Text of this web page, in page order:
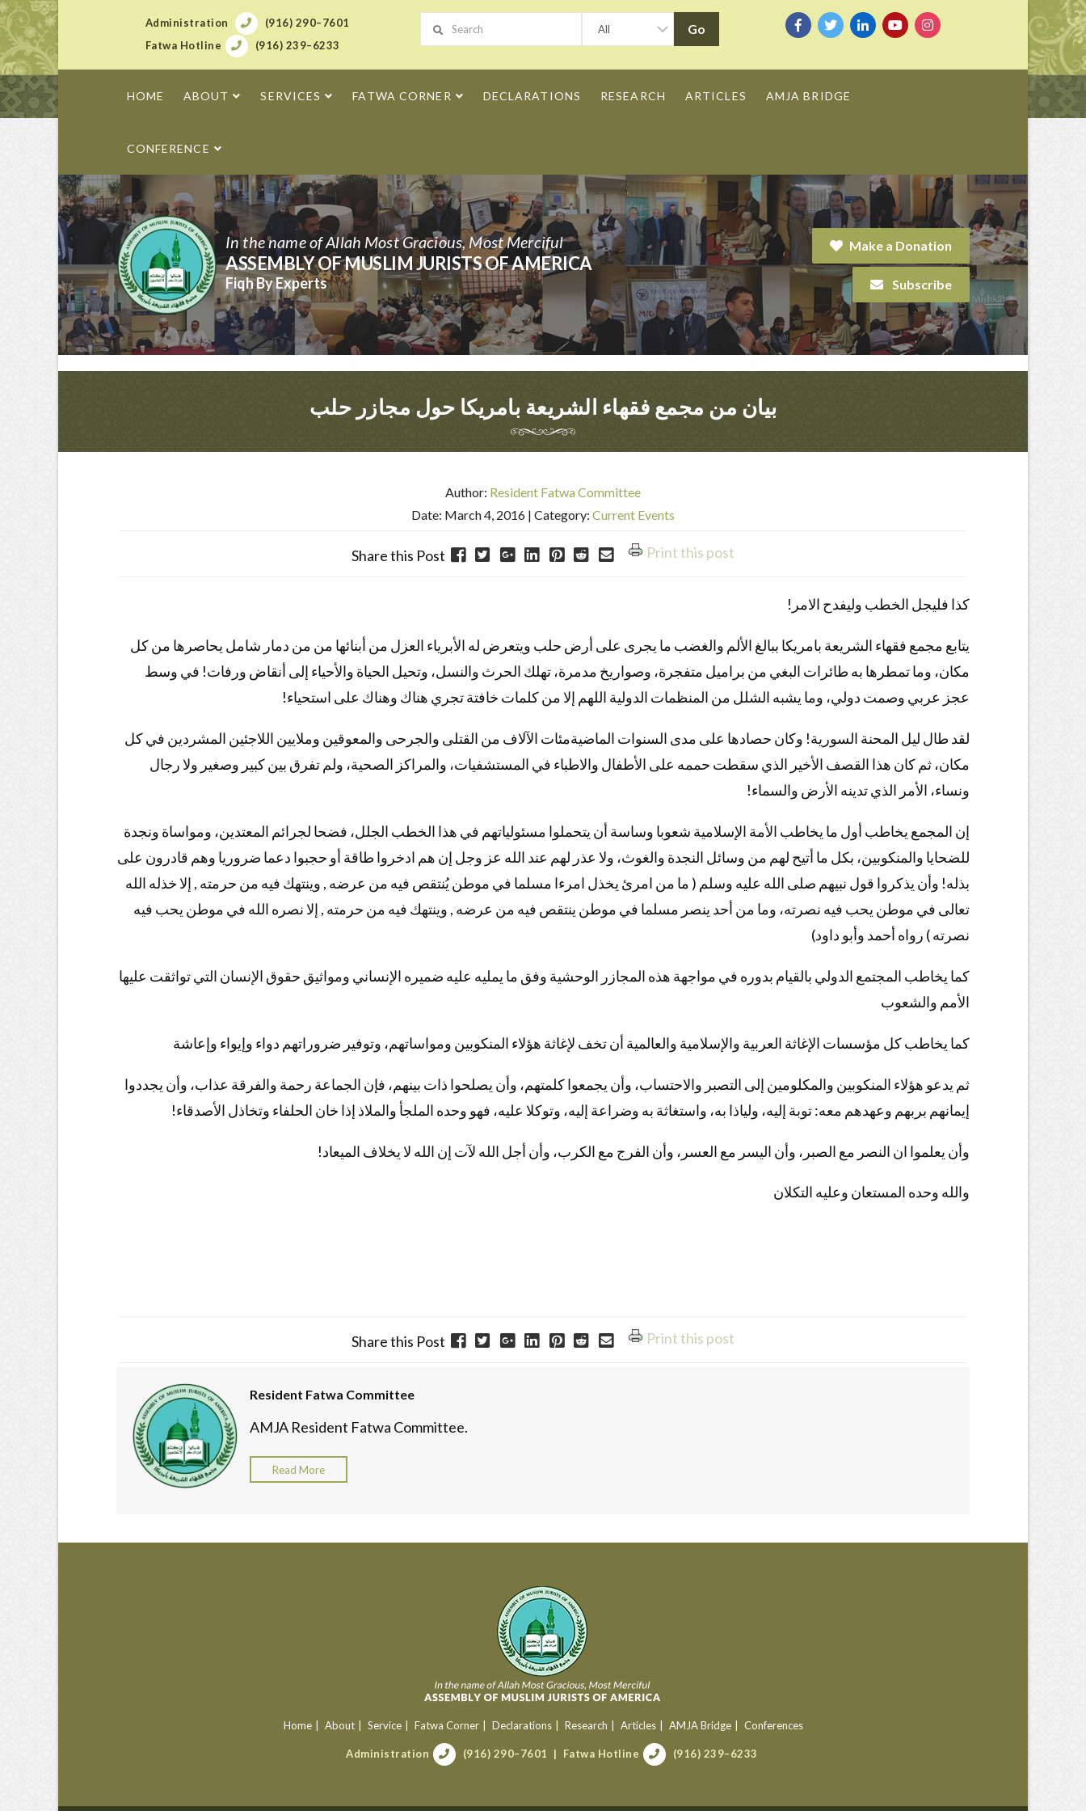
Administration
(916) 290–7601
Fatwa Hotline
(916) 239–6233
HOME ABOUT SERVICES FATWA CORNER DECLARATIONS RESEARCH ARTICLES AMJA BRIDGE
CONFERENCE
In the name of Allah Most Gracious, Most Merciful
ASSEMBLY OF MUSLIM JURISTS OF AMERICA
Fiqh By Experts
Make a Donation
Subscribe
بيان من مجمع فقهاء الشريعة بامريكا حول مجازر حلب
Author: Resident Fatwa Committee
Date: March 4, 2016 | Category: Current Events
Share this Post Print this post
كذا فليجل الخطب وليفدح الامر!
يتابع مجمع فقهاء الشريعة بامريكا ببالغ الألم والغضب ما يجرى على أرض حلب ويتعرض له الأبرياء العزل من أبنائها من من دمار شامل يحاصرها من كل
مكان، وما تمطرها به طائرات البغي من براميل متفجرة، وصواريخ مدمرة، تهلك الحرث والنسل، وتحيل الحياة والأحياء إلى أنقاض ورفات! في وسط
عجز عربي وصمت دولي، وما يشبه الشلل من المنظمات الدولية اللهم إلا من كلمات خافتة تجري هناك وهناك على استحياء!
لقد طال ليل المحنة السورية! وكان حصادها على مدى السنوات الماضيةمئات الآلاف من القتلى والجرحى والمعوقين وملايين اللاجئين المشردين في كل
مكان، ثم كان هذا القصف الأخير الذي سقطت حممه على الأطفال والاطباء في المستشفيات، والمراكز الصحية، ولم تفرق بين كبير وصغير ولا رجال
ونساء، الأمر الذي تدينه الأرض والسماء!
إن المجمع يخاطب أول ما يخاطب الأمة الإسلامية شعوبا وساسة أن يتحملوا مسئولياتهم في هذا الخطب الجلل، فضحا لجرائم المعتدين، ومواساة ونجدة
للضحايا والمنكوبين، بكل ما أتيح لهم من وسائل النجدة والغوث، ولا عذر لهم عند الله عز وجل إن هم ادخروا طاقة أو حجبوا دعما ضروريا وهم قادرون على
بذله! وأن يذكروا قول نبيهم صلى الله عليه وسلم ( ما من امرئ يخذل امرءا مسلما في موطن يُنتقص فيه من عرضه , وينتهك فيه من حرمته , إلا خذله الله
تعالى في موطن يحب فيه نصرته، وما من أحد ينصر مسلما في موطن ينتقص فيه من عرضه , وينتهك فيه من حرمته , إلا نصره الله في موطن يحب فيه
نصرته ) رواه أحمد وأبو داود)
كما يخاطب المجتمع الدولي بالقيام بدوره في مواجهة هذه المجازر الوحشية وفق ما يمليه عليه ضميره الإنساني ومواثيق حقوق الإنسان التي تواثقت عليها
الأمم والشعوب
كما يخاطب كل مؤسسات الإغاثة العربية والإسلامية والعالمية أن تخف لإغاثة هؤلاء المنكوبين ومواساتهم، وتوفير ضروراتهم دواء وإيواء وإعاشة
ثم يدعو هؤلاء المنكوبين والمكلومين إلى التصبر والاحتساب، وأن يجمعوا كلمتهم، وأن يصلحوا ذات بينهم، فإن الجماعة رحمة والفرقة عذاب، وأن يجددوا
إيمانهم بربهم وعهدهم معه: توبة إليه، ولياذا به، واستغاثة به وضراعة إليه، وتوكلا عليه، فهو وحده الملجأ والملاذ إذا خان الحلفاء وتخاذل الأصدقاء!
وأن يعلموا ان النصر مع الصبر، وأن اليسر مع العسر، وأن الفرج مع الكرب، وأن أجل الله لآت إن الله لا يخلاف الميعاد!
والله وحده المستعان وعليه التكلان
Share this Post Print this post
Resident Fatwa Committee
AMJA Resident Fatwa Committee.
Read More
Home About Service Fatwa Corner Declarations Research Articles AMJA Bridge Conferences
Administration (916) 290–7601 Fatwa Hotline (916) 239–6233